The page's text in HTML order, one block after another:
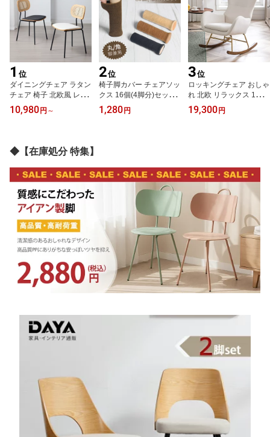
1 位
ダイニングチェア ラタン
チェア 椅子 北欧風 レザ
ー チェア 籐編み おしゃ
れ椅子 イス 黒脚 1脚単品
ビングチェア デスクチェ
ア 背もたれ ウッド カフ
ェチェア モダン インテ
リア
10,980 円 ～
2位
椅子脚カバー チェアソッ
クス 16個(4脚分)セット
椅子足カバー シリコン
脱げにくい 長方形 正方
ル チェア フェルト ソッ
クス 騒音
1,280 円
3位
ロッキングチェア おしゃ
れ 北欧 リラックス 1人掛
け パーソナルチェアー
シロ 椅子 リラックスチ
し 快適な座り心地
19,300 円
◆【在庫処分 特集】